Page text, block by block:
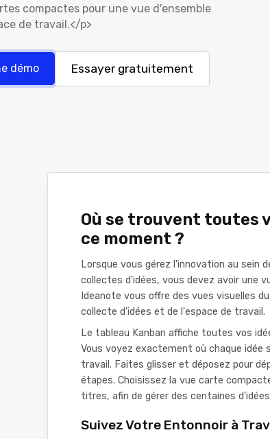
compactes pour une vue d'ensemble
de travail.</p>
démo Essayer gratuitement
Où se trouvent toutes
ce moment ?
Lorsque vous gérez l'innovation au sein
collectes d'idées, vous devez avoir une
Ideanote vous offre des vues visuelles
collecte d'idées et de l'espace de travail.
Le tableau Kanban affiche toutes vos
Vous voyez exactement où chaque idée
travail. Faites glisser et déposez pour
étapes. Choisissez la vue carte
titres, afin de gérer des centaines
Suivez Votre Entonnoir à